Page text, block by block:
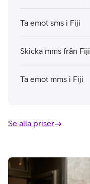
Ta emot sms i Fiji
Skicka mms från Fiji
Ta emot mms i Fiji
Se alla priser